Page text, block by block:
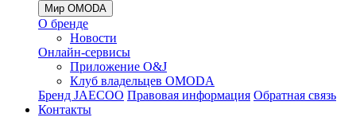
Мир OMODA
О бренде
Новости
Онлайн-сервисы
Приложение O&J
Клуб владельцев OMODA
Бренд JAECOO Правовая информация Обратная связь
Контакты